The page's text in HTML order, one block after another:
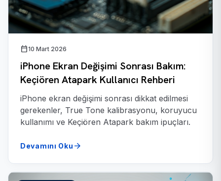
calendar_today10 Mart 2026
iPhone Ekran Değişimi Sonrası Bakım:
Keçiören Atapark Kullanıcı Rehberi
iPhone ekran değişimi sonrası dikkat edilmesi
gerekenler, True Tone kalibrasyonu, koruyucu
kullanımı ve Keçiören Atapark bakım ipuçları.
Devamını Oku arrow_forward